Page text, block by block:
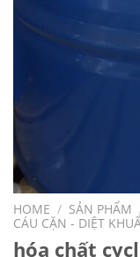
HOME / SẢN PHẨM
CÁU CẶN - DIỆT
hóa chất